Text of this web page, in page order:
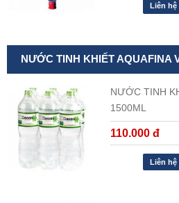
Liên
NƯỚC TINH KHIẾT AQUAFINA
NƯỚC TINH
1500ML
110.000 đ
Liên